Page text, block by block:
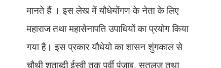
मानते हैं । इस लेख में यौधेयोंगण के नेता के लिए
महाराज तथा महासेनापति उपाधियों का प्रयोग किया
गया है। इस प्रकार यौधेयो का शासन शुंगकाल से
चौथी शताब्दी ईस्वी तक पूर्वी पंजाब,सतलज तथा